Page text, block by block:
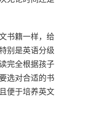
籍一样，给
别是英语分级
完全根据孩子
选对合适的书
便于培养英文